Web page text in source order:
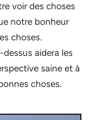
voir des choses
notre bonheur
choses.
aidera les
saine et à
choses.